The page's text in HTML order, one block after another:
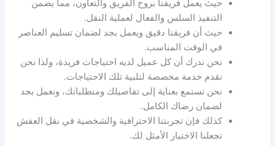
حيث يعمل فريقنا بروح الفريق والتعاون، مما يضمن
التنفيذ السلس والفعال لعملية النقل.
حيث أن فريقنا دقيق ويعمل بجد لضمان تسليم العناصر
في الوقت المناسب.
نحن ندرك أن كل عميل لديه احتياجات فريدة، ولذا نحن
نقدم خدمة مخصصة لتلبية تلك الاحتياجات.
نحن نستمع بعناية إلى تفاصيلك ومتطلباتك، ونعمل بجد
لضمان رضاك الكامل.
كذلك فإن تجربتنا الاحترافية والشخصية في نقل العفش
تجعلنا الاختيار الأمثل لك.